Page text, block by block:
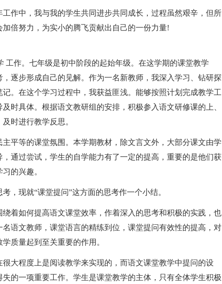
作中，我与我的学生共同进步共同成长，过程虽然艰辛，但所
倍努力，为实小的腾飞贡献出自己的一份力量!
工作。七年级是初中阶段的起始年级。在这学期的课堂教学
逐步形成自己的见解。作为一名新教师，我深入学习、钻研探
。在这个学习过程中，我获益匪浅。能够按照计划完成教学工
时具体。根据语文教研组的安排，积极参入语文研修课的上、
时进行教学反思。
平等的课堂氛围。本学期教材，除文言文外，大部分课文由学
通过尝试，学生的自学能力有了一定的提高，重要的是他们获
的兴趣。
，现就“课堂提问”这方面的思考作一个小结。
着如何提高语文课堂效率，作着深入的思考和积极的实践，也
语文教师，课堂语言的精练到位，课堂提问有效性的提高，对
质量起到至关重要的作用。
大程度上是阅读教学来实现的，而语文课堂教学中提问的设
的一项重要工作。学生是课堂教学的主体，只有全体学生积极